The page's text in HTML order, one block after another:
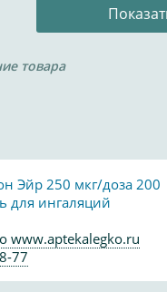
товара
Эйр 250 мкг/доза 200
для ингаляций
www.aptekalegko.ru
77